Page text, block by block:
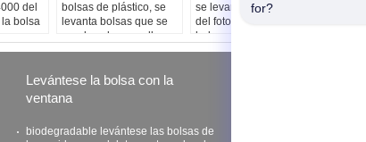
del
bolsa
bolsas de plástico, se
levanta bolsas que se
puede volver a sellar
se levanta la impresión
del fotograbado de las
bolsas con el euro -
ranura
Levántese la bolsa con la
ventana
biodegradable levántese las bolsas de
for?